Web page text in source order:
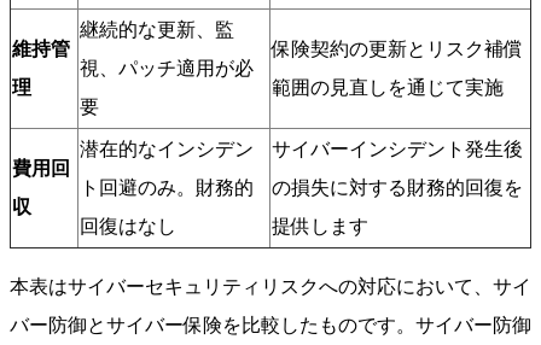
維持管
理
継続的な更新、監
視、パッチ適用が必
要
保険契約の更新とリスク補償
範囲の見直しを通じて実施
費用回
収
潜在的なインシデン
ト回避のみ。財務的
回復はなし
サイバーインシデント発生後
の損失に対する財務的回復を
提供します
本表はサイバーセキュリティリスクへの対応において、サイ
バー防御とサイバー保険を比較したものです。サイバー防御